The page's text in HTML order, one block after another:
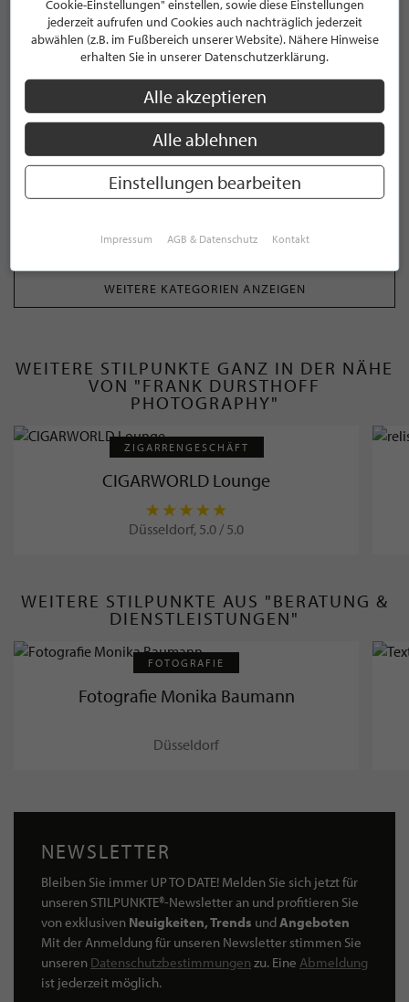
KATEGORIEN
Beautyfotografie
WEITERE KATEGORIEN ANZEIGEN
WEITERE STILPUNKTE GANZ IN DER NÄHE
VON "FRANK DURSTHOFF
PHOTOGRAPHY"
ZIGARRENGESCHÄFT
CIGARWORLD Lounge
Düsseldorf, 5.0 / 5.0
WEITERE STILPUNKTE AUS "BERATUNG &
DIENSTLEISTUNGEN"
FOTOGRAFIE
Fotografie Monika Baumann
Düsseldorf
NEWSLETTER
Bleiben Sie immer UP TO DATE! Melden Sie sich jetzt für
unseren STILPUNKTE®-Newsletter an und profitieren Sie
von exklusiven Neuigkeiten, Trends undAngeboten
Mit der Anmeldung für unseren Newsletter stimmen Sie
unseren Datenschutzbestimmungen zu. Eine Abmeldung
ist jederzeit möglich.
Cookie-Einstellungen" einstellen, sowie diese Einstellungen
jederzeit aufrufen und Cookies auch nachträglich jederzeit
abwählen (z.B. im Fußbereich unserer Website). Nähere Hinweise
erhalten Sie in unserer Datenschutzerklärung.
Alle akzeptieren
Alle ablehnen
Einstellungen bearbeiten
Impressum AGB & Datenschutz Kontakt